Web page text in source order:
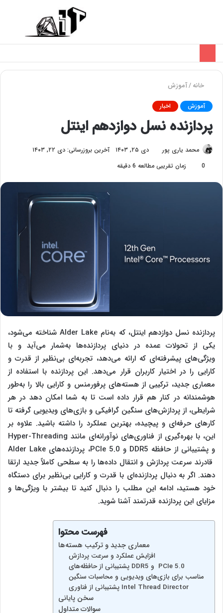
خانه/آموزش
آموزش اخبار
پردازنده نسل دوازدهم اینتل
محمد یاری پور دی ۲۵, ۱۴۰۳
آخرین بروزرسانی: دی ۲۲, ۱۴۰۳
0
زمان تقریبی مطالعه 6 دقیقه
پردازنده نسل دوازدهم اینتل، که به‌نام Alder Lake شناخته می‌شود،
یکی از تحولات عمده در دنیای پردازنده‌ها به‌شمار می‌آید و با
ویژگی‌های پیشرفته‌ای که ارائه می‌دهد، تجربه‌ای بی‌نظیر از قدرت و
کارایی را در اختیار کاربران قرار می‌دهد. این پردازنده با استفاده از
معماری جدید، ترکیبی از هسته‌های پرفورمنس و کارایی بالا را به‌طور
هوشمندانه در کنار هم قرار داده است تا به شما امکان دهد در هر
شرایطی، از پردازش‌های سنگین گرافیکی و بازی‌های ویدیویی گرفته تا
کارهای حرفه‌ای و پیچیده، بهترین عملکرد را داشته باشید. علاوه بر
این، با بهره‌گیری از فناوری‌های نوآورانه‌ای مانند Hyper-Threading
و پشتیبانی از حافظه DDR5 و PCIe 5.0، پردازنده‌های Alder Lake
قادرند سرعت پردازش و انتقال داده‌ها را به سطحی کاملاً جدید ارتقا
دهند. اگر به دنبال پردازنده‌ای با قدرت و کارایی بی‌نظیر برای دستگاه
خود هستید، ادامه این مطلب را دنبال کنید تا بیشتر با ویژگی‌ها و
مزایای این پردازنده قدرتمند آشنا شوید.
فهرست محتوا
معماری جدید و ترکیب هسته‌ها
افزایش عملکرد و سرعت پردازش
پشتیبانی از حافظه‌های DDR5 و PCIe 5.0
مناسب برای بازی‌های ویدیویی و محاسبات سنگین
پشتیبانی از فناوری Intel Thread Director
سخن پایانی
سوالات متداول